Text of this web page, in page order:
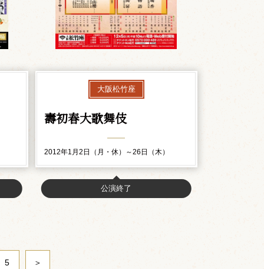
大阪松竹座
壽初春大歌舞伎
2012年1月2日（月・休）～26日（木）
公演終了
5 ＞